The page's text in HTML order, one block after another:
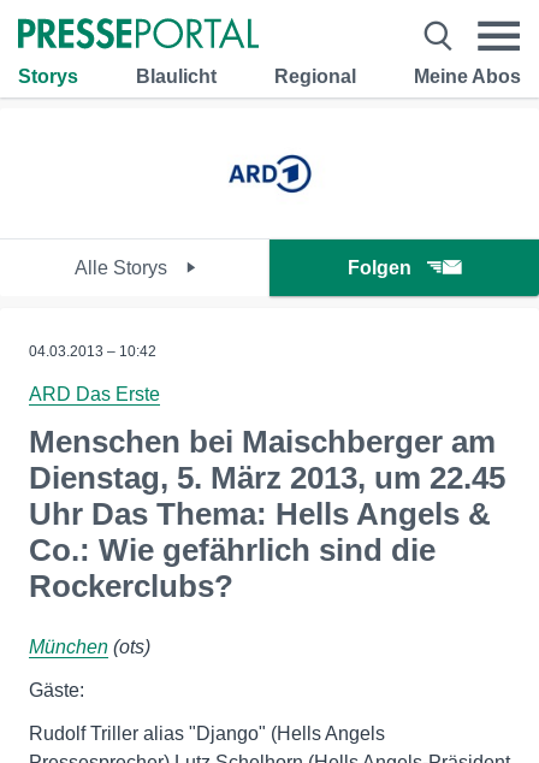
Storys Blaulicht Regional Meine Abos
Alle Storys Folgen
04.03.2013 – 10:42
ARD Das Erste
Menschen bei Maischberger am
Dienstag, 5. März 2013, um 22.45
Uhr Das Thema: Hells Angels &
Co.: Wie gefährlich sind die
Rockerclubs?
München (ots)
Gäste:
Rudolf Triller alias "Django" (Hells Angels